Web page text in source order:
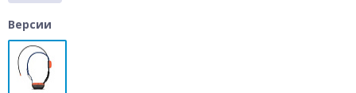
Версии